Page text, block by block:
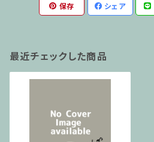
保存 シェア
最近チェックした商品